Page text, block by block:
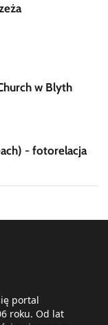
w Blyth
- fotorelacja
portal
roku. Od lat